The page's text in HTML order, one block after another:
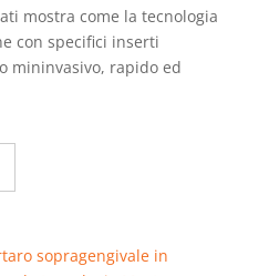
mostra come la tecnologia
con specifici inserti
mininvasivo, rapido ed